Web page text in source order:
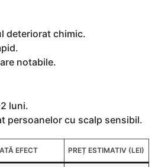
deteriorat chimic.
notabile.
luni.
persoanelor cu scalp sensibil.
EFECT PREȚ ESTIMATIV (LEI)